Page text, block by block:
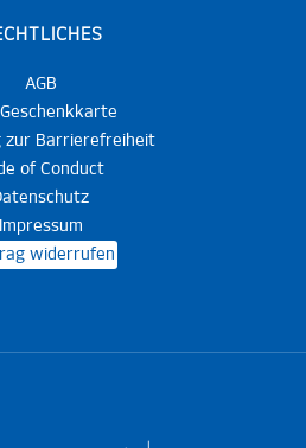
AGB
Geschenkkarte
zur Barrierefreiheit
of Conduct
Impressum
widerrufen